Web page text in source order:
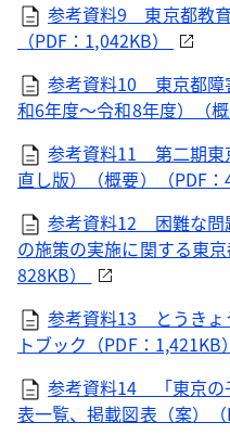
参考資料9 東京都教育
（PDF：1,042KB）
参考資料10 東京都障
和6年度～令和8年度）（
参考資料11 第二期東
直し版）（概要）（PDF：
参考資料12 困難な問
の施策の実施に関する東
828KB）
参考資料13 とうきょ
トブック（PDF：1,421KB）
参考資料14 「東京の
表一覧、掲載図表（案）（